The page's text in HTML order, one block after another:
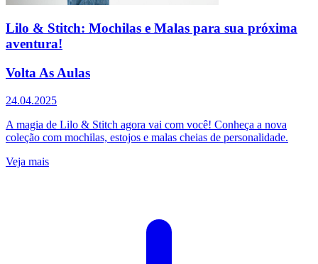
Lilo & Stitch: Mochilas e Malas para sua próxima
aventura!
Volta As Aulas
24.04.2025
A magia de Lilo & Stitch agora vai com você! Conheça a nova
coleção com mochilas, estojos e malas cheias de personalidade.
Veja mais